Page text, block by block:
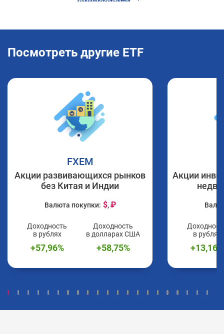
Посмотреть другие ETF
FXEM
Акции развивающихся рынков
без Китая и Индии
Валюта покупки: $,₽
Доходность
в рублях
+57,96%
Доходность
в долларах США
+58,75%
Акции
в рублях
+13,16